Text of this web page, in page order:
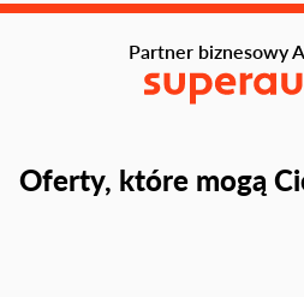
Oferty, które mogą
Partner biznesowy